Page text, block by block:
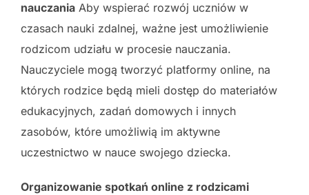
nauczania Aby wspierać rozwój uczniów w
czasach nauki zdalnej, ważne jest umożliwienie
rodzicom udziału w procesie nauczania.
Nauczyciele mogą tworzyć platformy online, na
których rodzice będą mieli dostęp do materiałów
edukacyjnych, zadań domowych i innych
zasobów, które umożliwią im aktywne
uczestnictwo w nauce swojego dziecka.
Organizowanie spotkań online z rodzicami